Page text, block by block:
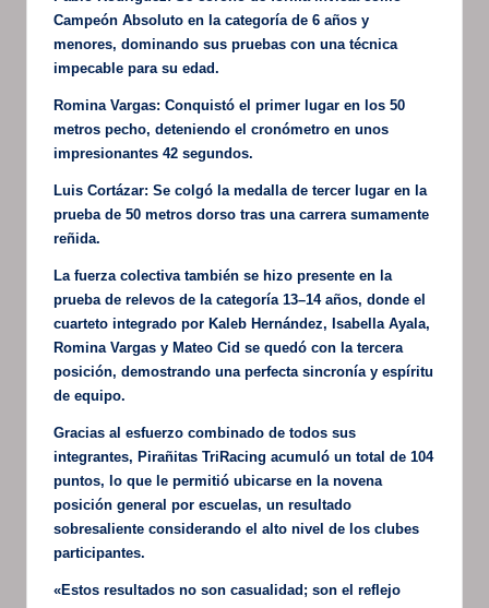
Campeón Absoluto en la categoría de 6 años y
menores, dominando sus pruebas con una técnica
impecable para su edad.
Romina Vargas: Conquistó el primer lugar en los 50
metros pecho, deteniendo el cronómetro en unos
impresionantes 42 segundos.
Luis Cortázar: Se colgó la medalla de tercer lugar en la
prueba de 50 metros dorso tras una carrera sumamente
reñida.
La fuerza colectiva también se hizo presente en la
prueba de relevos de la categoría 13–14 años, donde el
cuarteto integrado por Kaleb Hernández, Isabella Ayala,
Romina Vargas y Mateo Cid se quedó con la tercera
posición, demostrando una perfecta sincronía y espíritu
de equipo.
Gracias al esfuerzo combinado de todos sus
integrantes, Pirañitas TriRacing acumuló un total de 104
puntos, lo que le permitió ubicarse en la novena
posición general por escuelas, un resultado
sobresaliente considerando el alto nivel de los clubes
participantes.
«Estos resultados no son casualidad; son el reflejo